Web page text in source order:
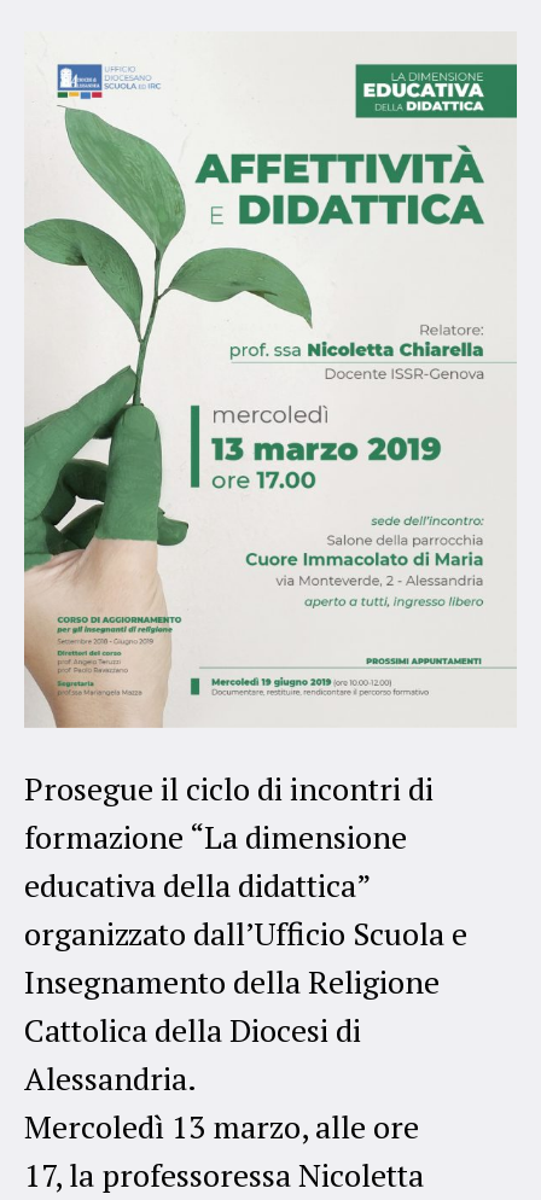
Prosegue il ciclo di incontri di
formazione “La dimensione
educativa della didattica”
organizzato dall’Ufficio Scuola e
Insegnamento della Religione
Cattolica della Diocesi di
Alessandria.
Mercoledì 13 marzo, alle ore
17, la professoressa Nicoletta